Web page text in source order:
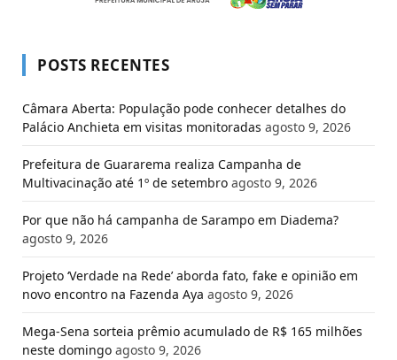
POSTS RECENTES
Câmara Aberta: População pode conhecer detalhes do
Palácio Anchieta em visitas monitoradas agosto 9, 2026
Prefeitura de Guararema realiza Campanha de
Multivacinação até 1º de setembro agosto 9, 2026
Por que não há campanha de Sarampo em Diadema?
agosto 9, 2026
Projeto ‘Verdade na Rede’ aborda fato, fake e opinião em
novo encontro na Fazenda Aya agosto 9, 2026
Mega-Sena sorteia prêmio acumulado de R$ 165 milhões
neste domingo agosto 9, 2026